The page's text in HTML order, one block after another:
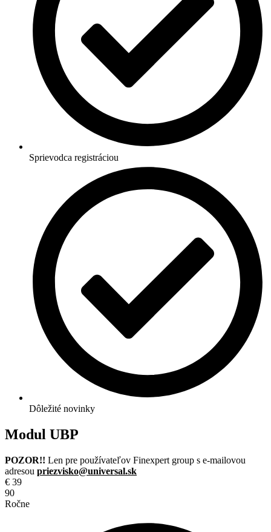
Sprievodca registráciou
Dôležité novinky
Modul UBP
POZOR!! Len pre používateľov Finexpert group s e-mailovou
adresou priezvisko@universal.sk
€ 39
90
Ročne